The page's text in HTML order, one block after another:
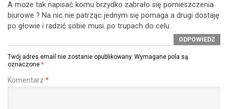
A może tak napisać komu brzydko zabrało się pomieszczenia
biurowe ? Na nic nie patrząc jednym się pomaga a drugi dostaję
po głowie i radzić sobie musi..po trupach do celu.
ODPOWIEDZ
Twój adres email nie zostanie opublikowany. Wymagane pola są
oznaczone *
Komentarz *